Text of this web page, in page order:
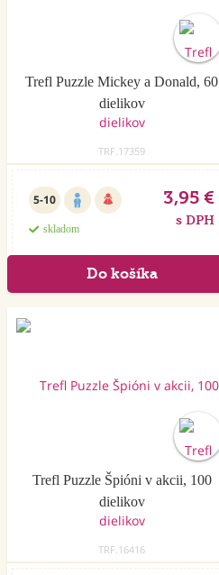
Trefl Puzzle Mickey a Donald, 60
dielikov
TRF.17359
5-10
skladom
3,95 €
s DPH
Trefl Puzzle Špióni v akcii, 100
dielikov
TRF.16416